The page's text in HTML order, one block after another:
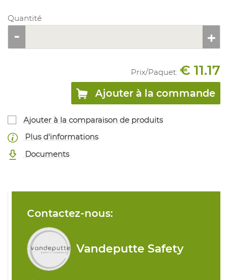
Quantité
Prix/Paquet: € 11.17
Ajouter à la commande
Ajouter à la comparaison de produits
Plus d'informations
Documents
Contactez-nous:
Vandeputte Safety